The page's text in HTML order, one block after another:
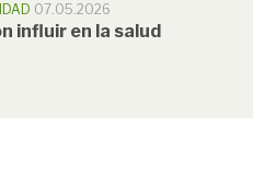
07.05.2026
influir en la salud